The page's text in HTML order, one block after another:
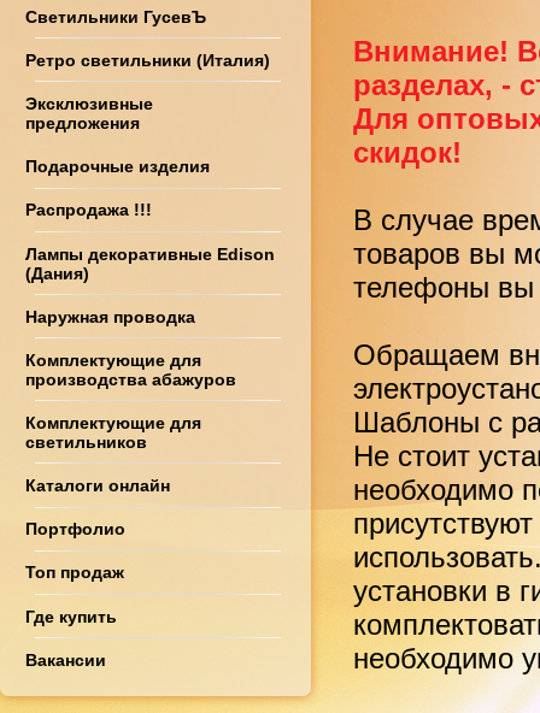
Светильники ГусевЪ
Ретро светильники (Италия)
Эксклюзивные
предложения
Подарочные изделия
Распродажа !!!
Лампы декоративные Edison
(Дания)
Наружная проводка
Комплектующие для
производства абажуров
Комплектующие для
светильников
Каталоги онлайн
Портфолио
Топ продаж
Где купить
Вакансии
Внимание!
разделах, -
Для
скидок!
В случае
товаров вы
телефоны вы
Обращаем
Шаблоны с
Не стоит
необходимо
установки в
необходимо